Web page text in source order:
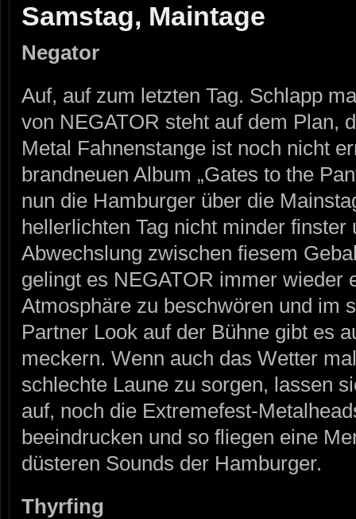
Samstag, Maintage
Negator
Auf, auf zum letzten Tag. Schlapp
von NEGATOR steht auf dem Plan,
Metal Fahnenstange ist noch nicht
brandneuen Album „Gates to the
nun die Hamburger über die
hellerlichten Tag nicht minder
Abwechslung zwischen fiesem
gelingt es NEGATOR immer wieder
Atmosphäre zu beschwören und im
Partner Look auf der Bühne gibt es
meckern. Wenn auch das Wetter
schlechte Laune zu sorgen, lassen
auf, noch die Extremefest-
beeindrucken und so fliegen eine
düsteren Sounds der Hamburger.
Thyrfing